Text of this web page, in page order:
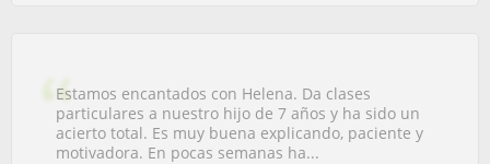
Estamos encantados con Helena. Da clases
particulares a nuestro hijo de 7 años y ha sido un
acierto total. Es muy buena explicando, paciente y
motivadora. En pocas semanas ha...